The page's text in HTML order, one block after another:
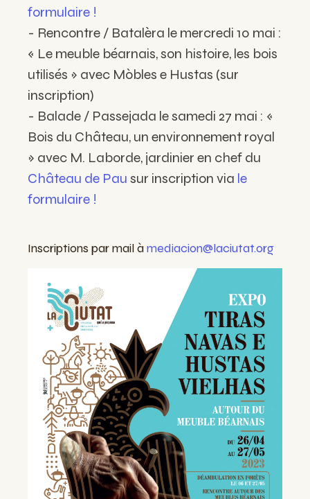
formulaire !
- Rencontre / Batalèra le mercredi 10 mai :
« Le meuble béarnais, son histoire, les bois
utilisés » avec Mòbles e Hustas (sur
inscription)
- Balade / Passejada le samedi 27 mai : «
Bois du Château, un environnement royal
» avec M. Laborde, jardinier en chef du
Château de Pau sur inscription via le
formulaire !
Inscriptions par mail àmediacion@laciutat.org